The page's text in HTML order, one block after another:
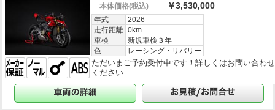
本体価格(税込) ￥3,530,000
年式
2026
走行距離 0km
車検
新規車検３年
色
レーシング・リバリー
ただいまご予約受付中です！詳しくはお問い合わせ
ください